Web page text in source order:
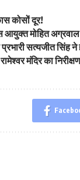
कोसों दूर!
आयुक्त मोहित
सत्यजीत सिंह ने
मंदिर का